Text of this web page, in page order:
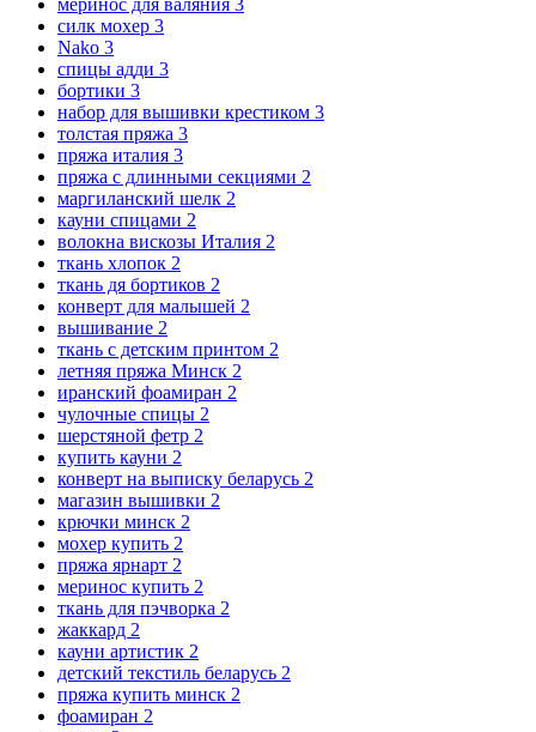
силк мохер 3
Nako 3
спицы адди 3
бортики 3
набор для вышивки крестиком 3
толстая пряжа 3
пряжа италия 3
пряжа с длинными секциями 2
маргиланский шелк 2
кауни спицами 2
волокна вискозы Италия 2
ткань хлопок 2
ткань дя бортиков 2
конверт для малышей 2
вышивание 2
ткань с детским принтом 2
летняя пряжа Минск 2
иранский фоамиран 2
чулочные спицы 2
шерстяной фетр 2
купить кауни 2
конверт на выписку беларусь 2
магазин вышивки 2
крючки минск 2
мохер купить 2
пряжа ярнарт 2
меринос купить 2
ткань для пэчворка 2
жаккард 2
кауни артистик 2
детский текстиль беларусь 2
пряжа купить минск 2
фоамиран 2